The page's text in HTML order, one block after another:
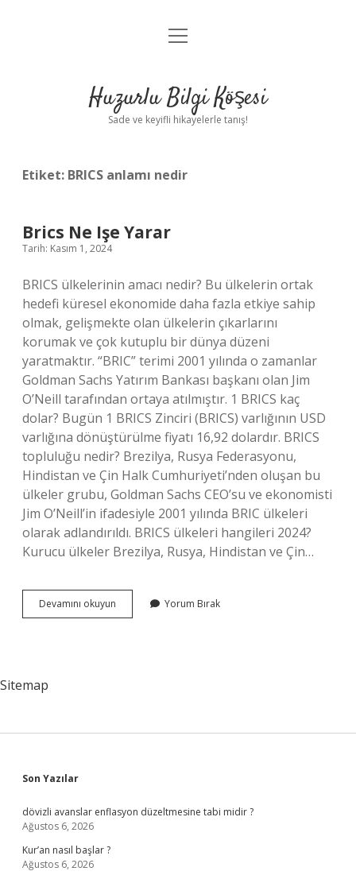
Anasayfa
Yasal Uyarı
menüyü
Huzurlu Bilgi Köşesi
Sade ve keyifli hikayelerle tanış!
Etiket: BRICS anlamı nedir
Brics Ne Işe Yarar
Tarih: Kasım 1, 2024
BRICS ülkelerinin amacı nedir? Bu ülkelerin ortak
hedefi küresel ekonomide daha fazla etkiye sahip
olmak, gelişmekte olan ülkelerin çıkarlarını
korumak ve çok kutuplu bir dünya düzeni
yaratmaktır. “BRIC” terimi 2001 yılında o zamanlar
Goldman Sachs Yatırım Bankası başkanı olan Jim
O’Neill tarafından ortaya atılmıştır. 1 BRICS kaç
dolar? Bugün 1 BRICS Zinciri (BRICS) varlığının USD
varlığına dönüştürülme fiyatı 16,92 dolardır. BRICS
topluluğu nedir? Brezilya, Rusya Federasyonu,
Hindistan ve Çin Halk Cumhuriyeti’nden oluşan bu
ülkeler grubu, Goldman Sachs CEO’su ve ekonomisti
Jim O’Neill’in ifadesiyle 2001 yılında BRIC ülkeleri
olarak adlandırıldı. BRICS ülkeleri hangileri 2024?
Kurucu ülkeler Brezilya, Rusya, Hindistan ve Çin…
Devamını okuyun
Ne
Yorum Bırak
Sitemap
Sidebar
Son Yazılar
dövizli avanslar enflasyon düzeltmesine tabi midir ?
Ağustos 6, 2026
Kur’an nasıl başlar ?
Ağustos 6, 2026